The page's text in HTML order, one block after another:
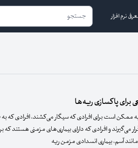
نرم افزار
برای پاکسازی ریه‌ها
است برای افرادی که سیگار می‌کشند، افرادی که
می‌گیرند و افرادی که دارای بیماری‌های مزمنی هستند که
مانند آسم، بیماری انسدادی مزمن ریه